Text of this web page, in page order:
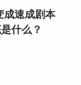
成速成剧本
什么？